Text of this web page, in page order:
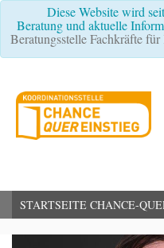
Diese Website wird
Beratung und aktuelle
Beratungsstelle Fachkräfte
STARTSEITE CHANCE-